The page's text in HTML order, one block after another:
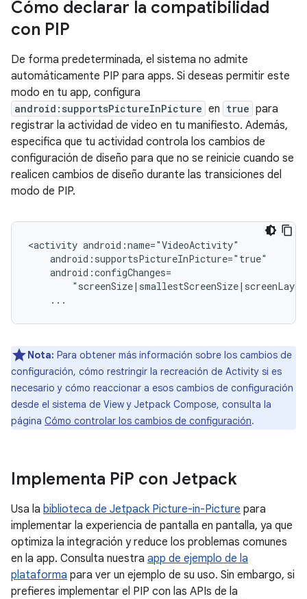
Cómo declarar la compatibilidad
con PIP
De forma predeterminada, el sistema no admite
automáticamente PIP para apps. Si deseas permitir este
modo en tu app, configura
android:supportsPictureInPicture en true para
registrar la actividad de video en tu manifiesto. Además,
especifica que tu actividad controla los cambios de
configuración de diseño para que no se reinicie cuando se
realicen cambios de diseño durante las transiciones del
modo de PIP.
<activity
Nota: Para obtener más información sobre los cambios de
configuración, cómo restringir la recreación de Activity si es
necesario y cómo reaccionar a esos cambios de configuración
desde el sistema de View y Jetpack Compose, consulta la
página Cómo controlar los cambios de configuración.
Implementa PiP con Jetpack
Usa la biblioteca de Jetpack Picture-in-Picture para
implementar la experiencia de pantalla en pantalla, ya que
optimiza la integración y reduce los problemas comunes
en la app. Consulta nuestra app de ejemplo de la
plataforma para ver un ejemplo de su uso. Sin embargo, si
prefieres implementar el PIP con las APIs de la